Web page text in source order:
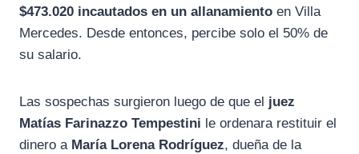
$473.020 incautados en un allanamiento en Villa
Mercedes. Desde entonces, percibe solo el 50% de
su salario.
Las sospechas surgieron luego de que el juez
Matías Farinazzo Tempestini le ordenara restituir el
dinero a María Lorena Rodríguez, dueña de la